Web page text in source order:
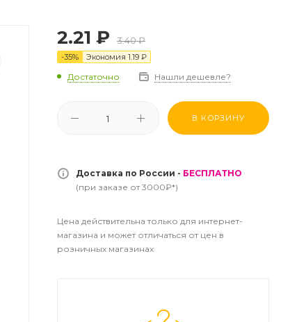
2.21 ₽ 3.40₽
-35% Экономия 1.19 ₽
Достаточно Нашли дешевле?
В КОРЗИНУ
Доставка по России - БЕСПЛАТНО
(при заказе от 3000₽*)
Цена действительна только для интернет-
магазина и может отличаться от цен в
розничных магазинах